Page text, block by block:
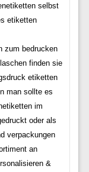
selbst
etiketten
zum bedrucken
finden sie
etiketten
man sollte es
im
oder als
verpackungen
an
&